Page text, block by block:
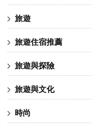
旅遊
旅遊住宿推薦
旅遊與探險
旅遊與文化
時尚